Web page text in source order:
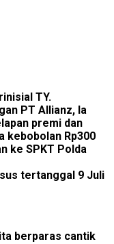
TY.
PT Allianz, Ia
premi dan
kebobolan Rp300
ke SPKT Polda
tertanggal 9 Juli
berparas cantik